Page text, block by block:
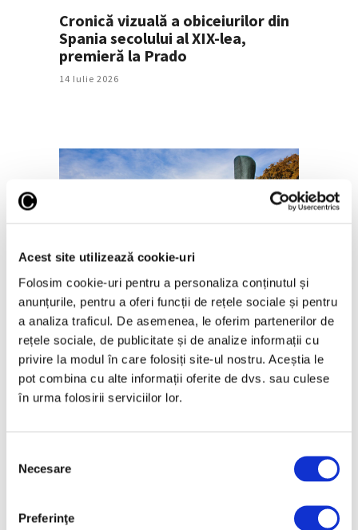
Acest site utilizează cookie-uri
Folosim cookie-uri pentru a personaliza conținutul și
anunțurile, pentru a oferi funcții de rețele sociale și pentru
a analiza traficul. De asemenea, le oferim partenerilor de
rețele sociale, de publicitate și de analize informații cu
privire la modul în care folosiți site-ul nostru. Aceștia le
pot combina cu alte informații oferite de dvs. sau culese
în urma folosirii serviciilor lor.
consimțământului
Necesare
Preferinţe
Cronică vizuală a obiceiurilor din
Spania secolului al XIX-lea,
premieră la Prado
14 Iulie 2026
Ghid de vară – Șase muzee
europene, destinații de vacanță
9 Iulie 2026